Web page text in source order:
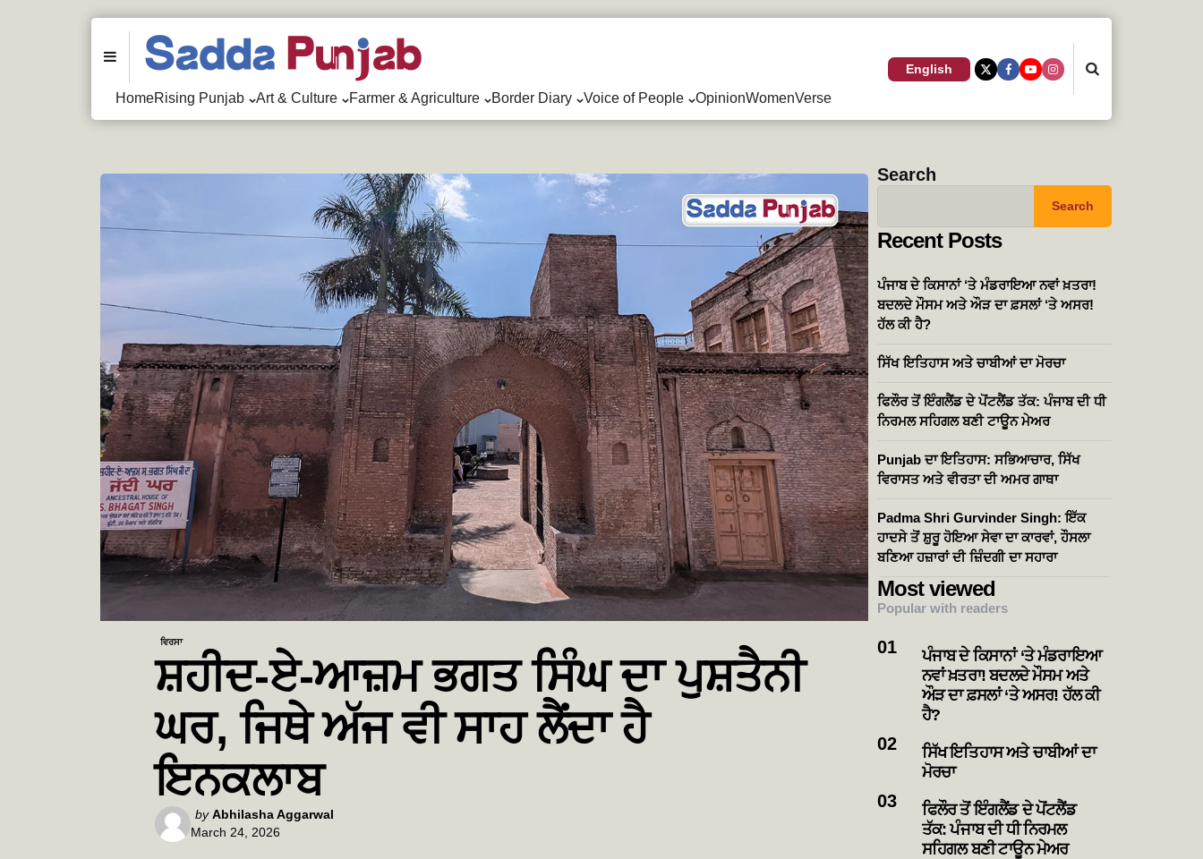
Menu
HomeRising Punjab Art & Culture Farmer & Agriculture Border Diary Voice of People OpinionWomenVerse
English
ਵਿਰਸਾ
ਸ਼ਹੀਦ-ਏ-ਆਜ਼ਮ ਭਗਤ ਸਿੰਘ ਦਾ ਪੁਸ਼ਤੈਨੀ
ਘਰ, ਜਿਥੇ ਅੱਜ ਵੀ ਸਾਹ ਲੈਂਦਾ ਹੈ
ਇਨਕਲਾਬ
Posted
by
by Abhilasha Aggarwal
March 24, 2026
Search
Search
Recent Posts
ਪੰਜਾਬ ਦੇ ਕਿਸਾਨਾਂ ‘ਤੇ ਮੰਡਰਾਇਆ ਨਵਾਂ ਖ਼ਤਰਾ!
ਬਦਲਦੇ ਮੌਸਮ ਅਤੇ ਔੜ ਦਾ ਫ਼ਸਲਾਂ ‘ਤੇ ਅਸਰ!
ਹੱਲ ਕੀ ਹੈ?
ਸਿੱਖ ਇਤਿਹਾਸ ਅਤੇ ਚਾਬੀਆਂ ਦਾ ਮੋਰਚਾ
ਫਿਲੌਰ ਤੋਂ ਇੰਗਲੈਂਡ ਦੇ ਪੋਂਟਲੈਂਡ ਤੱਕ: ਪੰਜਾਬ ਦੀ ਧੀ
ਨਿਰਮਲ ਸਹਿਗਲ ਬਣੀ ਟਾਊਨ ਮੇਅਰ
Punjab ਦਾ ਇਤਿਹਾਸ: ਸਭਿਆਚਾਰ, ਸਿੱਖ
ਵਿਰਾਸਤ ਅਤੇ ਵੀਰਤਾ ਦੀ ਅਮਰ ਗਾਥਾ
Padma Shri Gurvinder Singh: ਇੱਕ
ਹਾਦਸੇ ਤੋਂ ਸ਼ੁਰੂ ਹੋਇਆ ਸੇਵਾ ਦਾ ਕਾਰਵਾਂ, ਹੌਸਲਾ
ਬਣਿਆ ਹਜ਼ਾਰਾਂ ਦੀ ਜ਼ਿੰਦਗੀ ਦਾ ਸਹਾਰਾ
Most viewed
Popular with readers
ਪੰਜਾਬ ਦੇ ਕਿਸਾਨਾਂ ‘ਤੇ ਮੰਡਰਾਇਆ
ਨਵਾਂ ਖ਼ਤਰਾ! ਬਦਲਦੇ ਮੌਸਮ ਅਤੇ
ਔੜ ਦਾ ਫ਼ਸਲਾਂ ‘ਤੇ ਅਸਰ! ਹੱਲ ਕੀ
ਹੈ?
ਸਿੱਖ ਇਤਿਹਾਸ ਅਤੇ ਚਾਬੀਆਂ ਦਾ
ਮੋਰਚਾ
ਫਿਲੌਰ ਤੋਂ ਇੰਗਲੈਂਡ ਦੇ ਪੋਂਟਲੈਂਡ
ਤੱਕ: ਪੰਜਾਬ ਦੀ ਧੀ ਨਿਰਮਲ
ਸਹਿਗਲ ਬਣੀ ਟਾਊਨ ਮੇਅਰ